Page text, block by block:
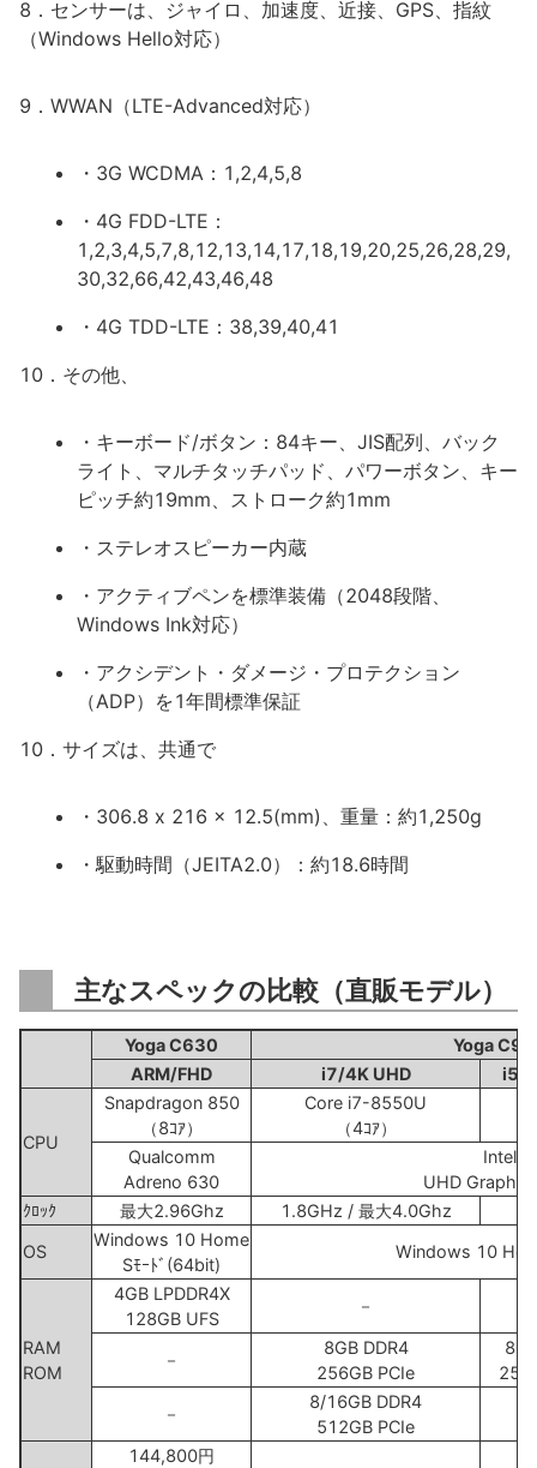
8．センサーは、ジャイロ、加速度、近接、GPS、指紋
（Windows Hello対応）
9．WWAN（LTE-Advanced対応）
・3G WCDMA：1,2,4,5,8
・4G FDD-LTE：
1,2,3,4,5,7,8,12,13,14,17,18,19,20,25,26,28,29,
30,32,66,42,43,46,48
・4G TDD-LTE：38,39,40,41
10．その他、
・キーボード/ボタン：84キー、JIS配列、バック
ライト、マルチタッチパッド、パワーボタン、キー
ピッチ約19mm、ストローク約1mm
・ステレオスピーカー内蔵
・アクティブペンを標準装備（2048段階、
Windows Ink対応）
・アクシデント・ダメージ・プロテクション
（ADP）を1年間標準保証
10．サイズは、共通で
・306.8 x 216 x 12.5(mm)、重量：約1,250g
・駆動時間（JEITA2.0）：約18.6時間
主なスペックの比較（直販モデル）
Yoga C630
Yoga
ARM/FHD
i7/4K UHD i5/
CPU
Snapdragon 850
（8ｺｱ）
Core i7-8550U
（4ｺｱ）
Qualcomm
Adreno 630
Intel
UHD
ｸﾛｯｸ
最大2.96Ghz 1.8GHz / 最大4.0Ghz
OS
Windows 10 Home
Sﾓｰﾄﾞ(64bit)
Windows 10
RAM
ROM
4GB LPDDR4X
128GB UFS
－
－
8GB DDR4
256GB PCIe
－
8/16GB DDR4
512GB PCIe
144,800円